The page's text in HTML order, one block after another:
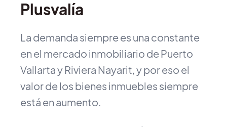
Plusvalía
La demanda siempre es una constante
en el mercado inmobiliario de Puerto
Vallarta y Riviera Nayarit, y por eso el
valor de los bienes inmuebles siempre
está en aumento.